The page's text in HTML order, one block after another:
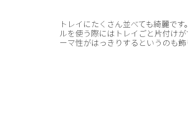
トレイにたくさん並べても綺麗で
ルを使う際にはトレイごと片付け
ーマ性がはっきりするというのも